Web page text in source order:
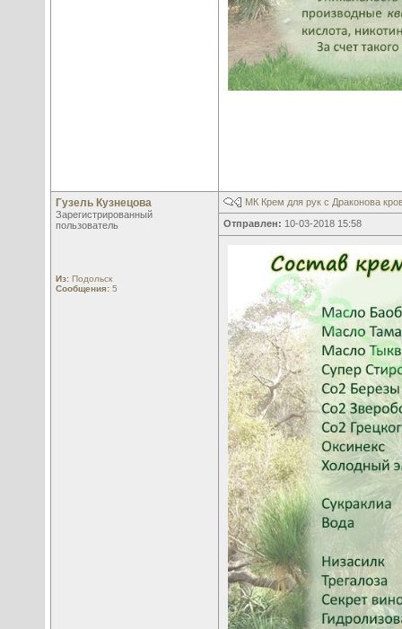
Гузель Кузнецова
Зарегистрированный
пользователь
Из: Подольск
Сообщения: 5
МК Крем для рук с Драконова
Отправлен: 10-03-2018 15:58